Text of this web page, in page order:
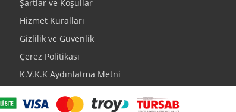
Şartlar ve Koşullar
Hizmet Kuralları
Gizlilik ve Güvenlik
Çerez Politikası
K.V.K.K Aydınlatma Metni